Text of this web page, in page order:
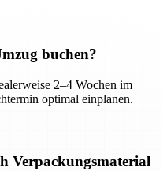
buchen?
2–4 Wochen im
optimal einplanen.
Verpackungsmaterial